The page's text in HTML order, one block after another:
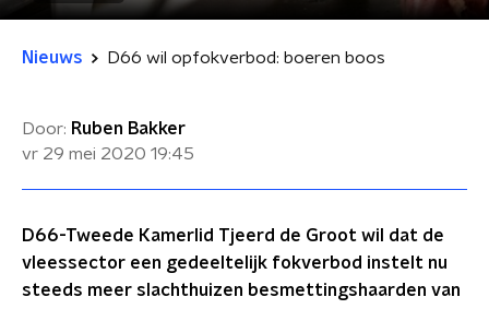
Nieuws D66 wil opfokverbod: boeren boos
Door: Ruben Bakker
vr 29 mei 2020 19:45
D66-Tweede Kamerlid Tjeerd de Groot wil dat de
vleessector een gedeeltelijk fokverbod instelt nu
steeds meer slachthuizen besmettingshaarden van